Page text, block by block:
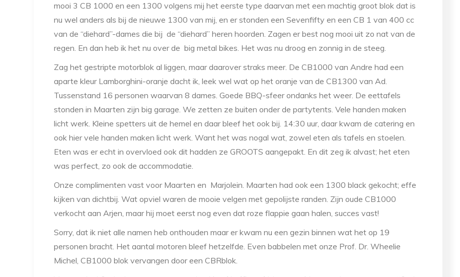
mooi 3 CB 1000 en een 1300 volgens mij het eerste type daarvan met een machtig groot blok dat is
nu wel anders als bij de nieuwe 1300 van mij, en er stonden een Sevenfifty en een CB 1 van 400 cc
van de “diehard”-dames die bij de “diehard” heren hoorden. Zagen er best nog mooi uit zo nat van de
regen. En dan heb ik het nu over de big metal bikes. Het was nu droog en zonnig in de steeg.
Zag het gestripte motorblok al liggen, maar daarover straks meer. De CB1000 van Andre had een
aparte kleur Lamborghini-oranje dacht ik, leek wel wat op het oranje van de CB1300 van Ad.
Tussenstand 16 personen waarvan 8 dames. Goede BBQ-sfeer ondanks het weer. De eettafels
stonden in Maarten zijn big garage. We zetten ze buiten onder de partytents. Vele handen maken
licht werk. Kleine spetters uit de hemel en daar bleef het ook bij. 14:30 uur, daar kwam de catering en
ook hier vele handen maken licht werk. Want het was nogal wat, zowel eten als tafels en stoelen.
Eten was er echt in overvloed ook dit hadden ze GROOTS aangepakt. En dit zeg ik alvast; het eten
was perfect, zo ook de accommodatie.
Onze complimenten vast voor Maarten en Marjolein. Maarten had ook een 1300 black gekocht; effe
kijken van dichtbij. Wat opviel waren de mooie velgen met gepolijste randen. Zijn oude CB1000
verkocht aan Arjen, maar hij moet eerst nog even dat roze flappie gaan halen, succes vast!
Sorry, dat ik niet alle namen heb onthouden maar er kwam nu een gezin binnen wat het op 19
personen bracht. Het aantal motoren bleef hetzelfde. Even babbelen met onze Prof. Dr. Wheelie
Michel, CB1000 blok vervangen door een CBRblok.